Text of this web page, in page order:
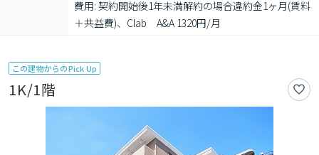
費用: 契約開始後1年未満解約の場合違約金1ヶ月(賃料
＋共益費)、Clab　A&A 1320円/月
この建物からのPick Up
1K/1階